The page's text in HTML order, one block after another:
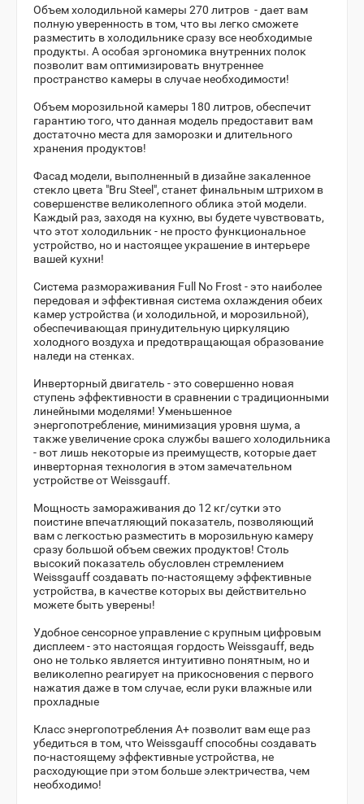
Объем холодильной камеры 270 литров - дает вам
полную уверенность в том, что вы легко сможете
разместить в холодильнике сразу все необходимые
продукты. А особая эргономика внутренних полок
позволит вам оптимизировать внутреннее
пространство камеры в случае необходимости!
Объем морозильной камеры 180 литров, обеспечит
гарантию того, что данная модель предоставит вам
достаточно места для заморозки и длительного
хранения продуктов!
Фасад модели, выполненный в дизайне закаленное
стекло цвета "Bru Steel", станет финальным штрихом в
совершенстве великолепного облика этой модели.
Каждый раз, заходя на кухню, вы будете чувствовать,
что этот холодильник - не просто функциональное
устройство, но и настоящее украшение в интерьере
вашей кухни!
Система размораживания Full No Frost - это наиболее
передовая и эффективная система охлаждения обеих
камер устройства (и холодильной, и морозильной),
обеспечивающая принудительную циркуляцию
холодного воздуха и предотвращающая образование
наледи на стенках.
Инверторный двигатель - это совершенно новая
ступень эффективности в сравнении с традиционными
линейными моделями! Уменьшенное
энергопотребление, минимизация уровня шума, а
также увеличение срока службы вашего холодильника
- вот лишь некоторые из преимуществ, которые дает
инверторная технология в этом замечательном
устройстве от Weissgauff.
Мощность замораживания до 12 кг/сутки это
поистине впечатляющий показатель, позволяющий
вам с легкостью разместить в морозильную камеру
сразу большой объем свежих продуктов! Столь
высокий показатель обусловлен стремлением
Weissgauff создавать по-настоящему эффективные
устройства, в качестве которых вы действительно
можете быть уверены!
Удобное сенсорное управление с крупным цифровым
дисплеем - это настоящая гордость Weissgauff, ведь
оно не только является интуитивно понятным, но и
великолепно реагирует на прикосновения с первого
нажатия даже в том случае, если руки влажные или
прохладные
Класс энергопотребления А+ позволит вам еще раз
убедиться в том, что Weissgauff способны создавать
по-настоящему эффективные устройства, не
расходующие при этом больше электричества, чем
необходимо!